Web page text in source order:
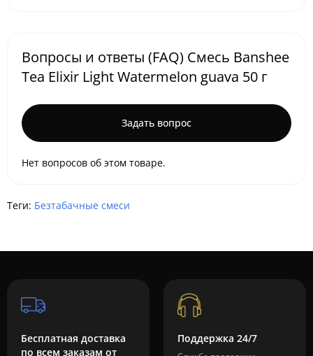
Вопросы и ответы (FAQ) Смесь Banshee
Tea Elixir Light Watermelon guava 50 г
Задать вопрос
Нет вопросов об этом товаре.
Теги: Безтабачные смеси
Бесплатная доставка
по всем заказам от
Поддержка 24/7